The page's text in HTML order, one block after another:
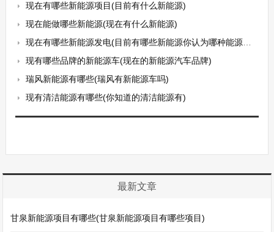
现在有哪些新能源项目(目前有什么新能源)
现在能做哪些新能源(现在有什么新能源)
现在有哪些新能源发电(目前有哪些新能源你认为哪种能源的前景最好)
现有哪些品牌的新能源车(现在的新能源汽车品牌)
瑞风新能源有哪些(瑞风有新能源车吗)
现有清洁能源有哪些(你知道的清洁能源有)
最新文章
甘泉新能源项目有哪些(甘泉新能源项目有哪些项目)